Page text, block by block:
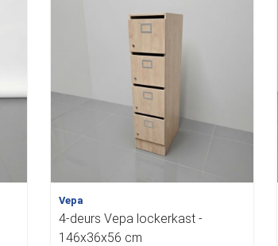
Vepa
4-deurs Vepa lockerkast -
146x36x56 cm